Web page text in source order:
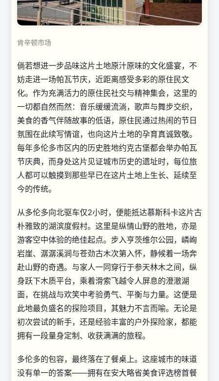
肯辛顿市场
倘若想进一步品味这片土地原汁原味的文化盛宴，不
妨走进一场帕瓦节庆，近距离感受多彩的原住民文
化。作为充满活力的原住民社交与精神集会，这里的
一切都自然而然：音乐缓缓流淌，歌声与舞步交织，
美食的香气伴随故事的低语，原住民通过热闹的节日
氛围在此续写情谊，也向这片土地的孕育真诚致敬。
每年多伦多市区内的历史胜地约克古堡都会举办帕瓦
节庆典，而身处这片见证城市历史的遗址时，每位旅
人都可以触摸到那些早已在这片土地上生长、延续至
今的传统。
从多伦多向北驱车仅2小时，便能抵达慕斯科卡这片古
朴雅致的湖滨度假村。这里是纵情山野的胜地，亦是
游客空中体验的绝佳起点。步入亨茨维尔公园，嶙峋
岩崖、潺潺溪涧与苍劲古木次第入怀，静候着一场奔
赴山野的奇遇。与家人一同穿行于参天林木之间，纵
身跃下木质平台，乘着滑索飞越令人屏息的澄澈湖
面，在挑战与欢笑中考验勇气、平衡与力量。这便是
此地最负盛名的探险项目，其魅力不言而喻。无论是
初次尝试的新手，还是经验丰富的户外探险家，都能
拥有一段量身定制、收获满满的旅程。
多伦多的包容，最终落在了餐桌上。这座城市的味道
没有单一的答案——拥有在安大略省美食评选榜首餐